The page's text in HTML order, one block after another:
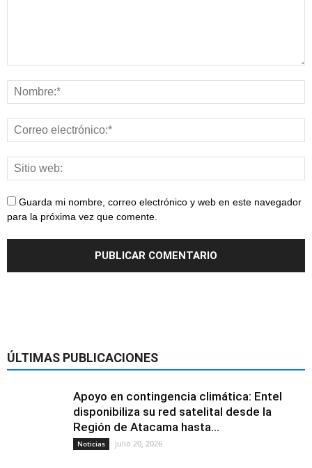
Guarda mi nombre, correo electrónico y web en este navegador
para la próxima vez que comente.
ÚLTIMAS PUBLICACIONES
Apoyo en contingencia climática: Entel
disponibiliza su red satelital desde la
Región de Atacama hasta...
Noticias julio 20, 2026